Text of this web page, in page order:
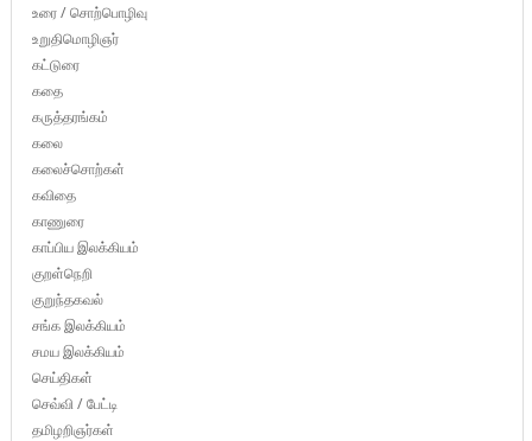
உரை / சொற்பொழிவு
உறுதிமொழிஞர்
கட்டுரை
கதை
கருத்தரங்கம்
கலை
கலைச்சொற்கள்
கவிதை
காணுரை
காப்பிய இலக்கியம்
குறள்நெறி
குறுந்தகவல்
சங்க இலக்கியம்
சமய இலக்கியம்
செய்திகள்
செவ்வி / பேட்டி
தமிழறிஞர்கள்